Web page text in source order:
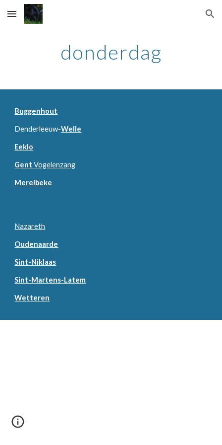
Skip to main content Skip to navigation
donderdag
Buggenhout
Denderleeuw-Welle
Eeklo
Gent Vogelenzang
Merelbeke
Nazareth
Oudenaarde
Sint-Niklaas
Sint-Martens-Latem
Wetteren